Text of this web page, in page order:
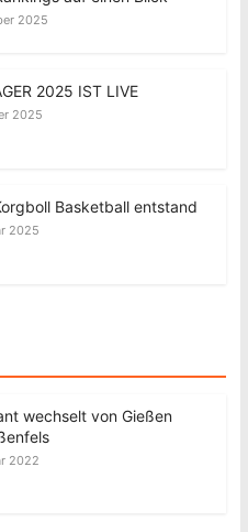
2025
2025 IST LIVE
2025
Basketball entstand
2025
wechselt von Gießen
2022